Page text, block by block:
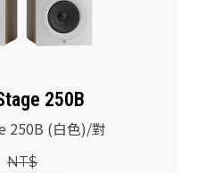
250B
250B (白色)/對
NT$